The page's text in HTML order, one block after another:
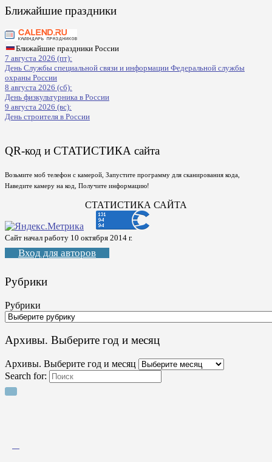
Ближайшие праздники
Ближайшие праздники России
7 августа 2026 (пт):
День Службы специальной связи и информации Федеральной службы
охраны России
8 августа 2026 (сб):
День физкультурника в России
9 августа 2026 (вс):
День строителя в России
QR-код и СТАТИСТИКА сайта
Возьмите моб телефон с камерой, Запустите программу для сканирования кода,
Наведите камеру на код, Получите информацию!
СТАТИСТИКА САЙТА
Сайт начал работу 10 октября 2014 г.
Вход для авторов
Рубрики
Рубрики
Архивы. Выберите год и месяц
Архивы. Выберите год и месяц
Search for: